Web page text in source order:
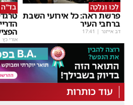
לְכוּ וְנֵלְכָה
פרשת ראה: כל אירועי השבת
ברחבי העיר
דב אייזנר |
17:41
בד"ה
אורי כץ
עוד כותרות